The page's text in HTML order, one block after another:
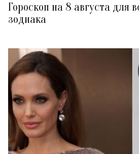
Гороскоп на 8 августа для
зодиака